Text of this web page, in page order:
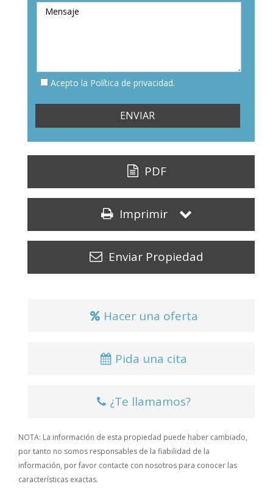
Acepto la Política de privacidad.
PDF
Imprimir
Enviar Propiedad
Hacer una oferta
Pida una cita
¿Te llamamos?
NOTA: La información de esta propiedad puede haber cambiado,
por tanto no somos responsables de la fiabilidad de la
información, por favor contacte con nosotros para conocer las
características exactas.